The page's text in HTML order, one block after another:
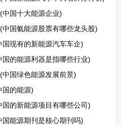
国十大能源企业)
国氨能源股票有哪些龙头股)
现有的新能源汽车车企)
的能源利器是指哪些行业)
国绿色能源发展前景)
国的能源)
的新能源项目有哪些公司)
能源期刊是核心期刊吗)